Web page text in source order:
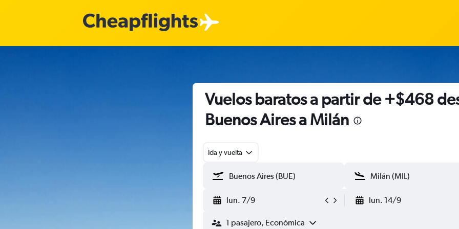
Vuelos baratos a partir de +$468
Buenos Aires a Milán
Ida y vuelta
lun. 7/9 lun. 14/9
1 pasajero, Económica